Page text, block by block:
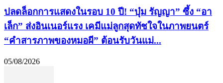
ปลดล็อกการแสดงในรอบ 10 ปี! “บุ๋ม รัญญา” ซึ้ง “อา
เล็ก” ส่งอินเนอร์แรง เคมีแม่ลูกสุดทัชใจในภาพยนตร์
“คำสารภาพของหมอผี” ต้อนรับวันแม่...
05/08/2026